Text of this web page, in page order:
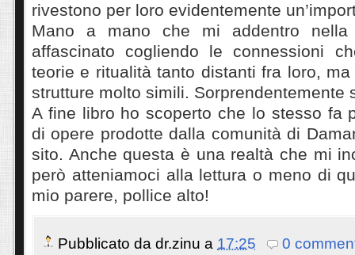
rivestono per loro evidentemente
Mano a mano che mi addentro nella
affascinato cogliendo le connessioni
teorie e ritualità tanto distanti fra loro,
strutture molto simili. Sorprendentemente
A fine libro ho scoperto che lo stesso fa
di opere prodotte dalla comunità di
sito. Anche questa è una realtà che mi
però atteniamoci alla lettura o meno di
mio parere, pollice alto!
Pubblicato da dr.zinu a 17:25
0